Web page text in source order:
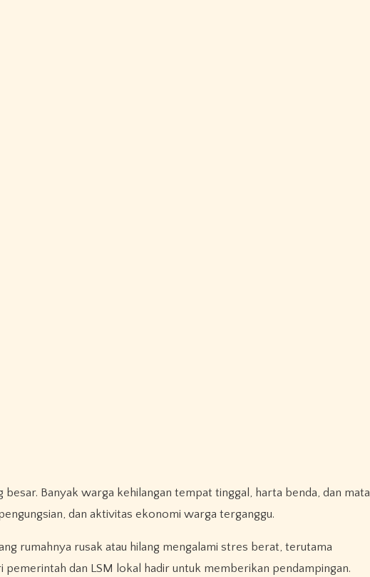
Banyak warga kehilangan tempat tinggal, harta benda, dan mata
dan aktivitas ekonomi warga terganggu.
rumahnya rusak atau hilang mengalami stres berat, terutama
pemerintah dan LSM lokal hadir untuk memberikan pendampingan.